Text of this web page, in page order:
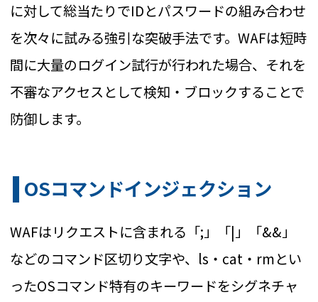
に対して総当たりでIDとパスワードの組み合わせ
を次々に試みる強引な突破手法です。WAFは短時
間に大量のログイン試行が行われた場合、それを
不審なアクセスとして検知・ブロックすることで
防御します。
OSコマンドインジェクション
WAFはリクエストに含まれる「;」「|」「&&」
などのコマンド区切り文字や、ls・cat・rmとい
ったOSコマンド特有のキーワードをシグネチャ